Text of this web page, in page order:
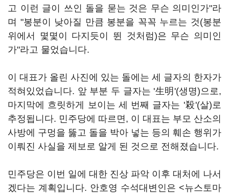
고 이런 글이 쓰인 돌을 묻는 것은 무슨 의미인가"라
며 "봉분이 낮아질 만큼 봉분을 꼭꼭 누르는 것(봉분
위에서 몇몇이 다지듯이 뛴 것처럼)은 무슨 의미인
가"라고 물었습니다.
이 대표가 올린 사진에 있는 돌에는 세 글자의 한자가
적혀있었습니다. 앞 부분 두 글자는 '生明'(생명)으로,
마지막에 흐릿하게 보이는 세 번째 글자는 '殺'(살)로
추정됩니다. 민주당에 따르면, 이 대표는 부모 산소의
사방에 구멍을 뚫고 돌을 박아 넣는 등의 훼손 행위가
이뤄진 사실을 제보로 알게 된 것으로 전해졌습니다.
민주당은 이번 일에 대한 진상 파악 이후 대처에 나서
겠다는 계획입니다. 안호영 수석대변인은 <뉴스토마